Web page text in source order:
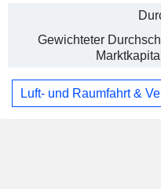
Gewichteter
Luft- und Raumfahrt &